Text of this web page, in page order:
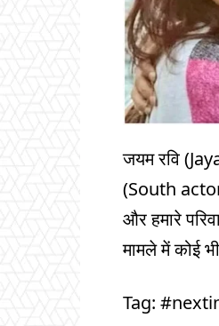
जयम रवि
(South
और हमारे
मामले में कोई
Tag: